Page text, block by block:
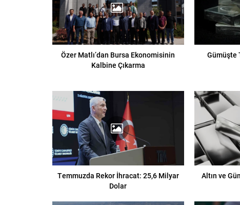
Özer Matlı’dan Bursa Ekonomisinin
Kalbine Çıkarma
Gümüşte
Temmuzda Rekor İhracat: 25,6 Milyar
Dolar
Altın ve